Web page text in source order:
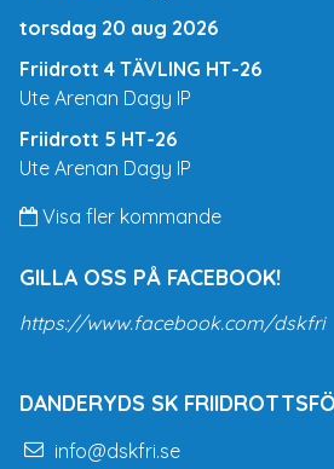
torsdag 20 aug 2026
Friidrott 4 TÄVLING HT-26
Ute Arenan Dagy IP
Friidrott 5 HT-26
Ute Arenan Dagy IP
Visa fler kommande
GILLA OSS PÅ FACEBOOK!
https://www.facebook.com/dskfri
DANDERYDS SK
info@dskfri.se